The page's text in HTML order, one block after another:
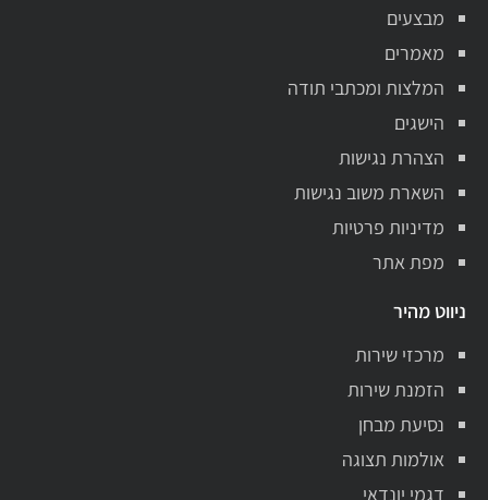
מבצעים
מאמרים
המלצות ומכתבי תודה
הישגים
הצהרת נגישות
השארת משוב נגישות
מדיניות פרטיות
מפת אתר
ניווט מהיר
מרכזי שירות
הזמנת שירות
נסיעת מבחן
אולמות תצוגה
דגמי יונדאי